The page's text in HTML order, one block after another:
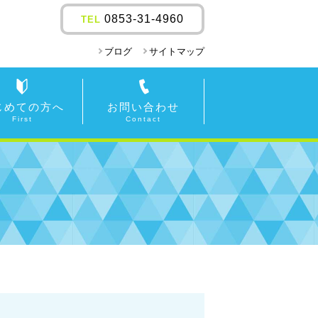
TEL 0853-31-4960
ブログ サイトマップ
めての方へ お問い合わせ